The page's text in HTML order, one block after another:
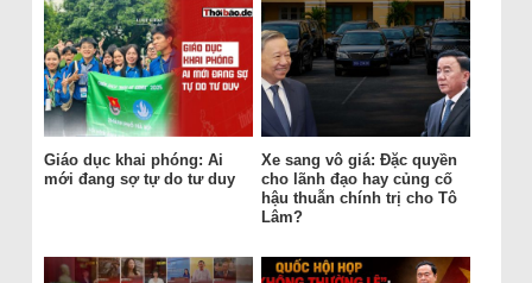
Giáo dục khai phóng: Ai
mới đang sợ tự do tư duy
Xe sang vô giá: Đặc quyền
cho lãnh đạo hay củng cố
hậu thuẫn chính trị cho Tô
Lâm?